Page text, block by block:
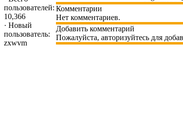
пользователей:
10,366
· Новый
пользователь:
zxwvm
Комментарии
Нет комментариев.
Добавить комментарий
Пожалуйста, авторизуйтесь для